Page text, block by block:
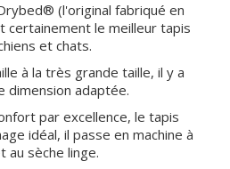
(l'original fabriqué en
certainement le meilleur tapis
et chats.
à la très grande taille, il y a
dimension adaptée.
par excellence, le tapis
idéal, il passe en machine à
au sèche linge.